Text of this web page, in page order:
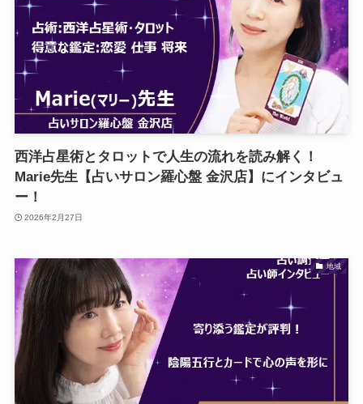
西洋占星術とタロットで人生の流れを読み解く！
Marie先生【占いサロン羅心盤 金沢店】にインタビュ
ー！
2026年2月27日
地域